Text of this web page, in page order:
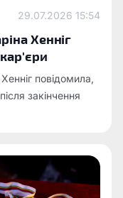
29.07.2026 15:54
Хенніг
повідомила,
закінчення